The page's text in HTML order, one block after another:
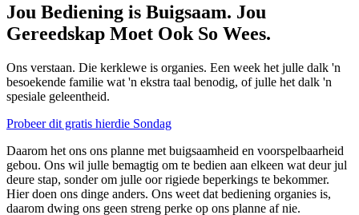
Jou Bediening is Buigsaam. Jou
Gereedskap Moet Ook So Wees.
Ons verstaan. Die kerklewe is organies. Een week het julle dalk 'n
besoekende familie wat 'n ekstra taal benodig, of julle het dalk 'n
spesiale geleentheid.
Probeer dit gratis hierdie Sondag
Daarom het ons ons planne met buigsaamheid en voorspelbaarheid
gebou. Ons wil julle bemagtig om te bedien aan elkeen wat deur jul
deure stap, sonder om julle oor rigiede beperkings te bekommer.
Hier doen ons dinge anders. Ons weet dat bediening organies is,
daarom dwing ons geen streng perke op ons planne af nie.